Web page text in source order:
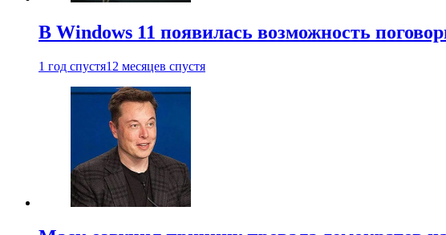
В Windows 11 появилась возможность
1 год спустя12 месяцев спустя